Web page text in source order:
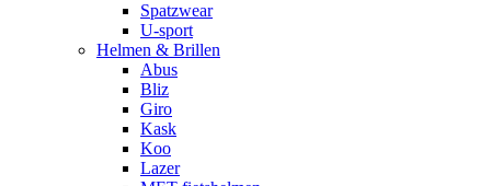
Spatzwear
U-sport
Helmen & Brillen
Abus
Bliz
Giro
Kask
Koo
Lazer